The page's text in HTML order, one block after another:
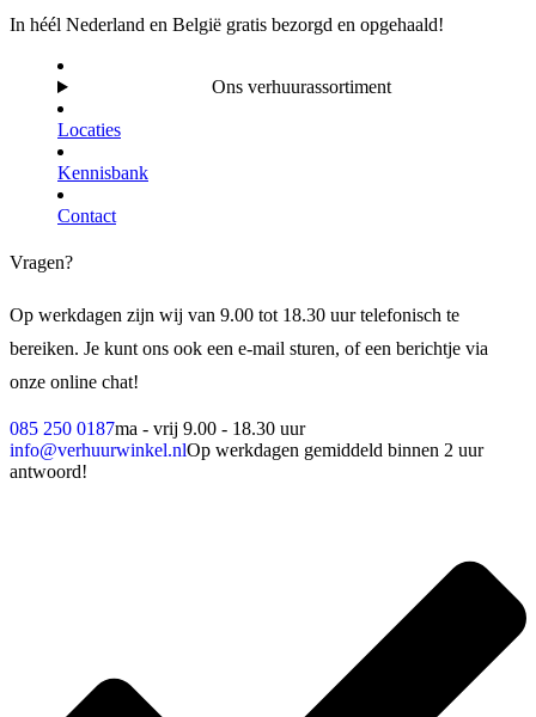
In héél Nederland en België gratis bezorgd en opgehaald!
Ons verhuurassortiment
Locaties
Kennisbank
Contact
Vragen?
Op werkdagen zijn wij van 9.00 tot 18.30 uur telefonisch te
bereiken. Je kunt ons ook een e-mail sturen, of een berichtje via
onze online chat!
085 250 0187ma - vrij 9.00 - 18.30 uur
info@verhuurwinkel.nlOp werkdagen gemiddeld binnen 2 uur
antwoord!